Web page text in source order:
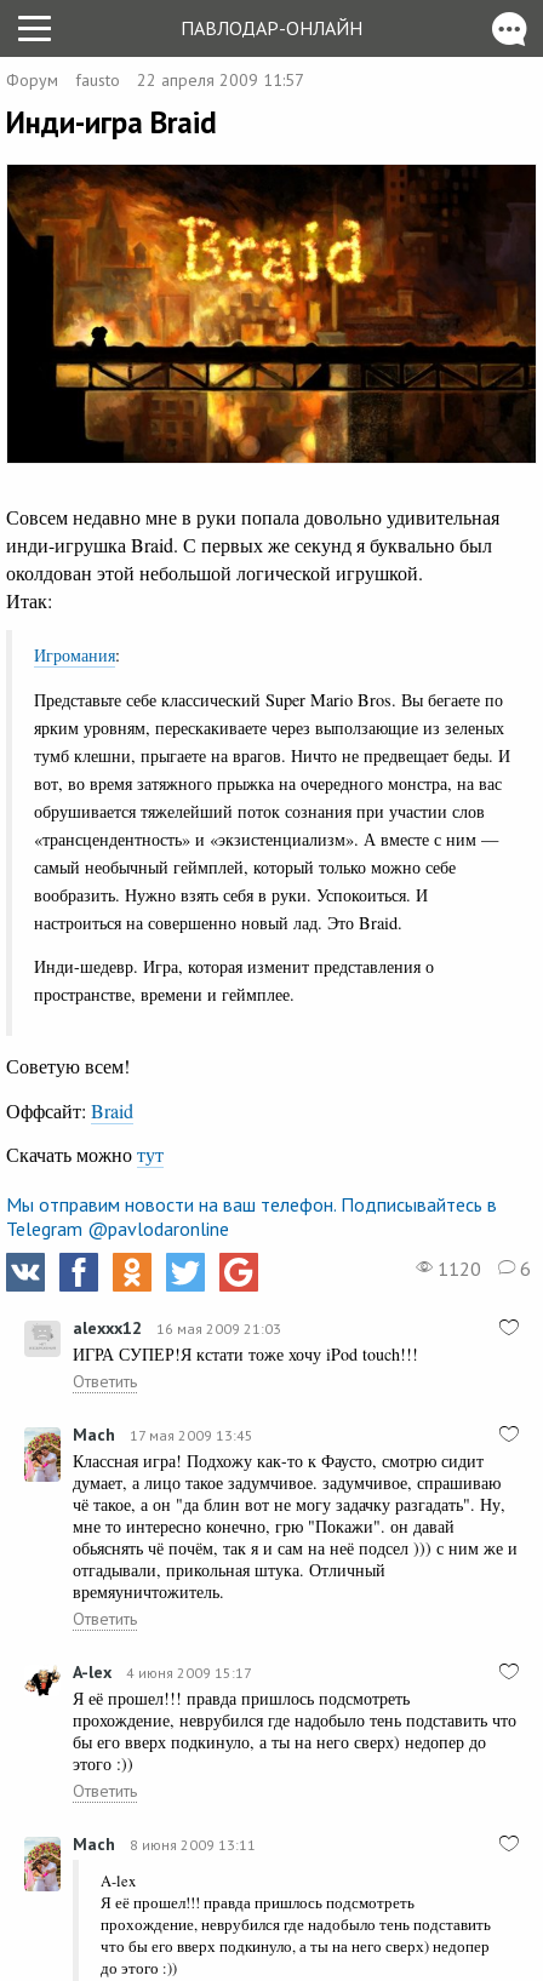
ПАВЛОДАР-ОНЛАЙН
Форум fausto 22 апреля 2009 11:57
Инди-игра Braid
Совсем недавно мне в руки попала довольно удивительная
инди-игрушка Braid. С первых же секунд я буквально был
околдован этой небольшой логической игрушкой.
Итак:
Игромания:
Представьте себе классический Super Mario Bros. Вы бегаете по
ярким уровням, перескакиваете через выползающие из зеленых
тумб клешни, прыгаете на врагов. Ничто не предвещает беды. И
вот, во время затяжного прыжка на очередного монстра, на вас
обрушивается тяжелейший поток сознания при участии слов
«трансцендентность» и «экзистенциализм». А вместе с ним —
самый необычный геймплей, который только можно себе
вообразить. Нужно взять себя в руки. Успокоиться. И
настроиться на совершенно новый лад. Это Braid.
Инди-шедевр. Игра, которая изменит представления о
пространстве, времени и геймплее.
Советую всем!
Оффсайт: Braid
Скачать можнотут
Мы отправим новости на ваш телефон. Подписывайтесь в
Telegram @pavlodaronline
1120
6
alexxx12 16 мая 2009 21:03
ИГРА СУПЕР!Я кстати тоже хочу iPod touch!!!
Ответить
Mach 17 мая 2009 13:45
Классная игра! Подхожу как-то к Фаусто, смотрю сидит
думает, а лицо такое задумчивое. задумчивое, спрашиваю
чё такое, а он "да блин вот не могу задачку разгадать". Ну,
мне то интересно конечно, грю "Покажи". он давай
обьяснять чё почём, так я и сам на неё подсел ))) с ним же и
отгадывали, прикольная штука. Отличный
времяуничтожитель.
Ответить
A-lex 4 июня 2009 15:17
Я её прошел!!! правда пришлось подсмотреть
прохождение, неврубился где надобыло тень подставить что
бы его вверх подкинуло, а ты на него сверх) недопер до
этого :))
Ответить
Mach 8 июня 2009 13:11
A-lex
Я её прошел!!! правда пришлось подсмотреть
прохождение, неврубился где надобыло тень подставить
что бы его вверх подкинуло, а ты на него сверх) недопер
до этого :))